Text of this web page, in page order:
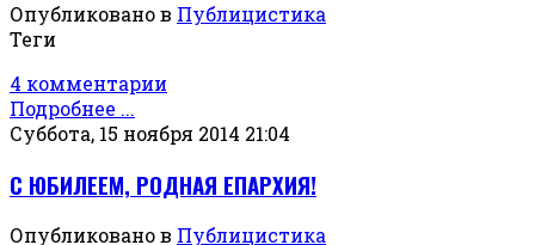
Опубликовано в Публицистика
Теги
4 комментарии
Подробнее ...
Суббота, 15 ноября 2014 21:04
С ЮБИЛЕЕМ, РОДНАЯ ЕПАРХИЯ!
Опубликовано в Публицистика